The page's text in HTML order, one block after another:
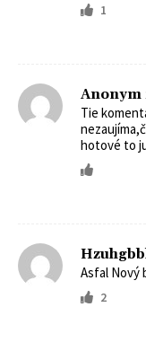
1
Anonym
Tie
hotové to
Asfal Nový
2